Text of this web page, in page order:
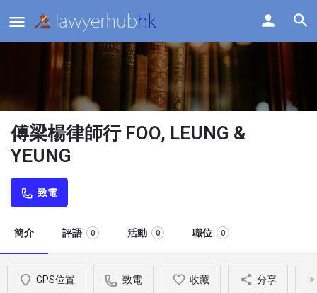
傅梁楊律師行 FOO, LEUNG &
YEUNG
致電
簡介 評語 0 活動 0 職位 0
GPS位置 致電 收藏 分享